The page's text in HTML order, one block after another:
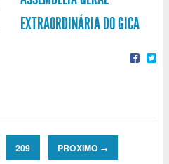
EXTRAORDINÁRIA DO GICA
209 PROXIMO →